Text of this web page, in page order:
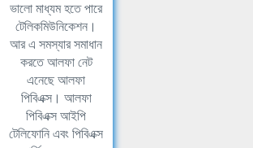
ভালো মাধ্যম হতে পারে
টেলিকমিউনিকেশন।
আর এ সমস্যার সমাধান
করতে আলফা নেট
এনেছে আলফা
পিবিএক্স। আলফা
পিবিএক্স আইপি
টেলিফোনি এবং পিবিএক্স